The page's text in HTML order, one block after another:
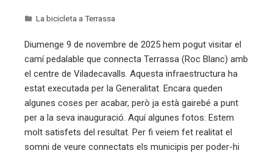
La bicicleta a Terrassa
Diumenge 9 de novembre de 2025 hem pogut visitar el
camí pedalable que connecta Terrassa (Roc Blanc) amb
el centre de Viladecavalls. Aquesta infraestructura ha
estat executada per la Generalitat. Encara queden
algunes coses per acabar, però ja està gairebé a punt
per a la seva inauguració. Aquí algunes fotos: Estem
molt satisfets del resultat. Per fi veiem fet realitat el
somni de veure connectats els municipis per poder-hi